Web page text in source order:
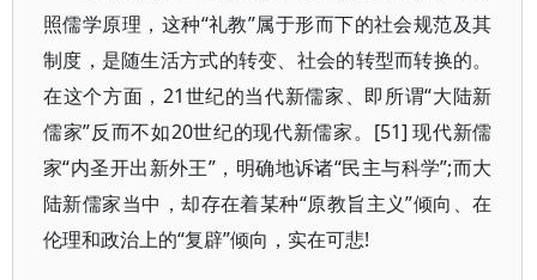
照儒学原理，这种“礼教”属于形而下的社会规范及其
制度，是随生活方式的转变、社会的转型而转换的。
在这个方面，21世纪的当代新儒家、即所谓“大陆新
儒家”反而不如20世纪的现代新儒家。[51] 现代新儒
家“内圣开出新外王”，明确地诉诸“民主与科学”;而大
陆新儒家当中，却存在着某种“原教旨主义”倾向、在
伦理和政治上的“复辟”倾向，实在可悲!